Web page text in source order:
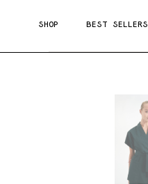
SHOP BEST SELLERS